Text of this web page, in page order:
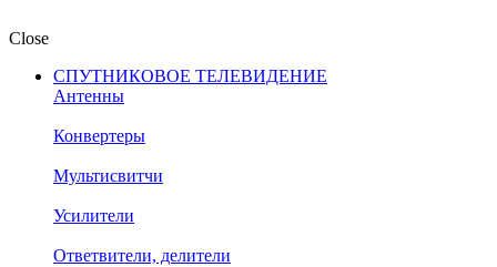
Close
СПУТНИКОВОЕ ТЕЛЕВИДЕНИЕ
Антенны
Конвертеры
Мультисвитчи
Усилители
Ответвители, делители